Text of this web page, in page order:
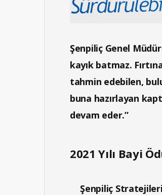
Şenpiliç Genel
kayık batmaz.
tahmin edebilen,
buna hazırlayan
devam eder.”
2021 Yılı Bayi
Şenpiliç